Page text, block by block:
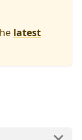
latest